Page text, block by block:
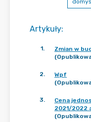
Artykuły:
1.
Zmian w
2.
Wpf
3.
Cena
2021/2022